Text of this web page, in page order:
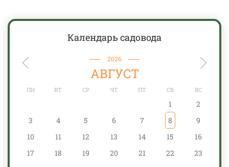
Календарь садовода
2026
АВГУСТ
ПН ВТ СР ЧТ ПТ СБ ВС
1
2
3
4 5 6 7 8
9
10
11 12 13 14 15
16
17
18 19 20 21 22
23